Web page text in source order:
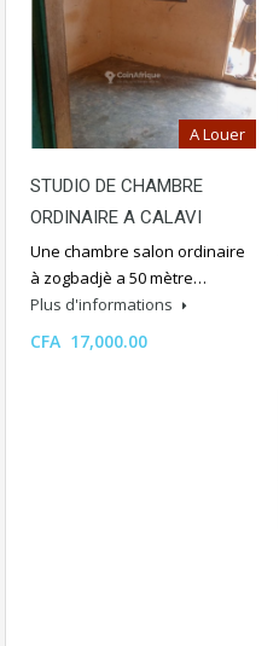
A Louer
STUDIO DE CHAMBRE
ORDINAIRE A CALAVI
Une chambre salon ordinaire
à zogbadjè a 50 mètre…
Plus d'informations
CFA 17,000.00